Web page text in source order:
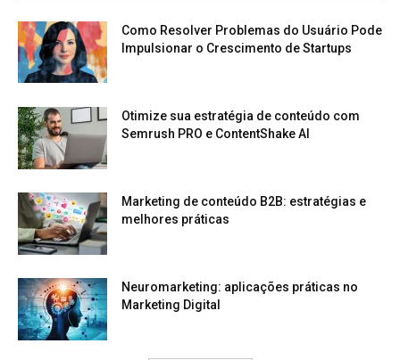
Como Resolver Problemas do Usuário Pode
Impulsionar o Crescimento de Startups
Otimize sua estratégia de conteúdo com
Semrush PRO e ContentShake AI
Marketing de conteúdo B2B: estratégias e
melhores práticas
Neuromarketing: aplicações práticas no
Marketing Digital